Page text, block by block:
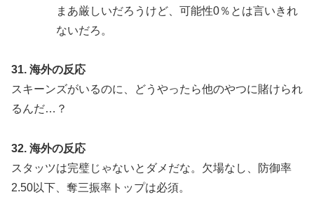
まあ厳しいだろうけど、可能性0％とは言いきれ
ないだろ。
31. 海外の反応
スキーンズがいるのに、どうやったら他のやつに賭けられ
るんだ…？
32. 海外の反応
スタッツは完璧じゃないとダメだな。欠場なし、防御率
2.50以下、奪三振率トップは必須。